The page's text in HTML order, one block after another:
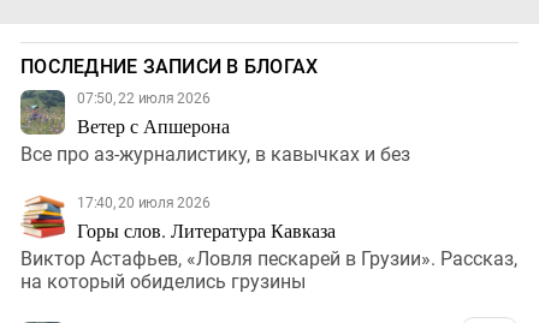
ПОСЛЕДНИЕ ЗАПИСИ В БЛОГАХ
07:50, 22 июля 2026
Ветер с Апшерона
Все про аз-журналистику, в кавычках и без
17:40, 20 июля 2026
Горы слов. Литература Кавказа
Виктор Астафьев, «Ловля пескарей в Грузии». Рассказ,
на который обиделись грузины